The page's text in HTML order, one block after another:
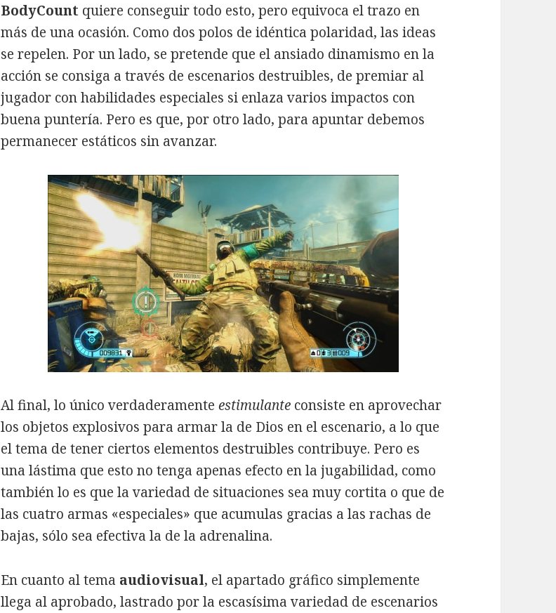
BodyCount quiere conseguir todo esto, pero equivoca el trazo en
más de una ocasión. Como dos polos de idéntica polaridad, las ideas
se repelen. Por un lado, se pretende que el ansiado dinamismo en la
acción se consiga a través de escenarios destruibles, de premiar al
jugador con habilidades especiales si enlaza varios impactos con
buena puntería. Pero es que, por otro lado, para apuntar debemos
permanecer estáticos sin avanzar.
Al final, lo único verdaderamenteestimulante consiste en aprovechar
los objetos explosivos para armar la de Dios en el escenario, a lo que
el tema de tener ciertos elementos destruibles contribuye. Pero es
una lástima que esto no tenga apenas efecto en la jugabilidad, como
también lo es que la variedad de situaciones sea muy cortita o que de
las cuatro armas «especiales» que acumulas gracias a las rachas de
bajas, sólo sea efectiva la de la adrenalina.
En cuanto al tema audiovisual, el apartado gráfico simplemente
llega al aprobado, lastrado por la escasísima variedad de escenarios